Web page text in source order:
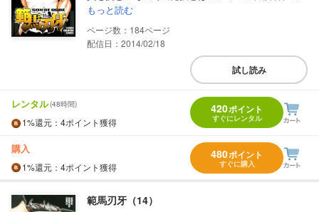
もっと読む
184
配信日：2014/02/18
試し読み
レンタル(48時間)
1%還元 ：4ポイント獲得
420ポイント
すぐにレンタル
購入
1%還元 ：4ポイント獲得
480ポイント
すぐに購入
範馬刃牙（14）